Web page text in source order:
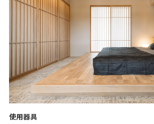
使用器具